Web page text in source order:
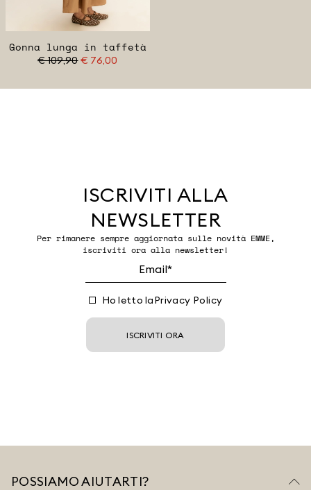
Gonna lunga in taffetà
€ 109,90€ 76,00
ISCRIVITI ALLA
NEWSLETTER
Per rimanere sempre aggiornata sulle novità EMME,
iscriviti ora alla newsletter!
Ho letto laPrivacy Policy
ISCRIVITI ORA
POSSIAMO AIUTARTI?